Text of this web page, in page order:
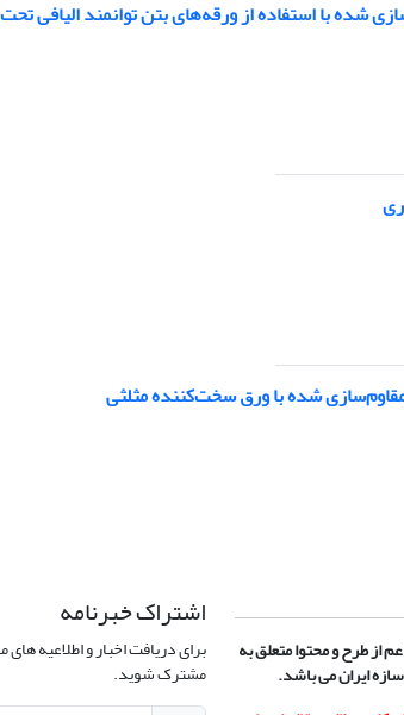
با استفاده از ورقه‌های بتن توانمند الیافی تحت
شده با ورق سخت‌کننده مثلثی
از طرح و محتوا متعلق به
ایران می باشد.
اشتراک خبرنامه
برای دریافت اخبار و اطلاعیه
مشترک شوید.